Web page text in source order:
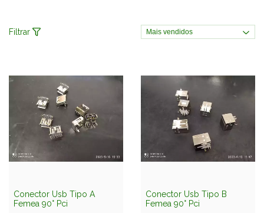
Filtrar
Conector Usb Tipo A
Femea 90° Pci
Conector Usb Tipo B
Femea 90° Pci